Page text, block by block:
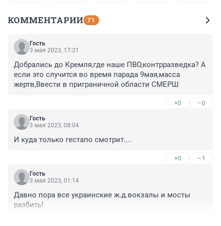
КОММЕНТАРИИ 71
Гость
3 мая 2023, 17:21
Добрались до Кремля,где наше ПВО,контрразведка? А
если это случится во время парада 9мая,масса
жертв,Ввести в приграничной области СМЕРШ
+0 –0
Гость
3 мая 2023, 08:04
И куда только гестапо смотрит....
+0 –1
Гость
3 мая 2023, 01:14
Давно пора все украинские ж.д.вокзалы и мосты
разбить!